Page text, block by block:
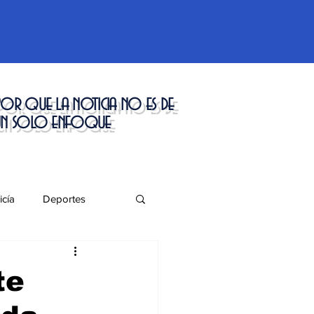
que la noticia no es de
solo enfoque
Deportes